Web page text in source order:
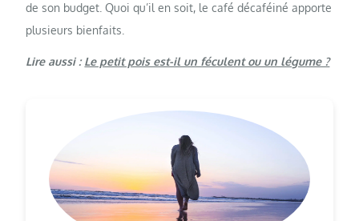
de son budget. Quoi qu’il en soit, le café décaféiné apporte
plusieurs bienfaits.
Lire aussi :Le petit pois est-il un féculent ou un légume ?